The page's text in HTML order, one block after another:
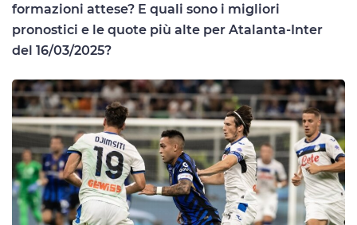
formazioni attese? E quali sono i migliori
pronostici e le quote più alte per Atalanta-Inter
del 16/03/2025?